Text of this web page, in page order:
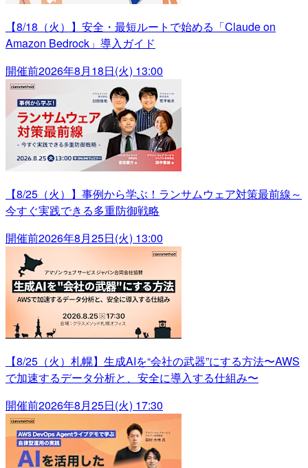
【8/18（火）】安全・最短ルートで始める「Claude on
Amazon Bedrock」導入ガイド
開催前2026年8月18日(火) 13:00
【8/25（火）】事例から学ぶ！ランサムウェア対策最前線～
今すぐ実践できる多重防御戦略
開催前2026年8月25日(火) 13:00
【8/25（火）札幌】生成AIを“会社の武器”にする方法〜AWS
で加速するデータ分析と、安全に導入する仕組み〜
開催前2026年8月25日(火) 17:30